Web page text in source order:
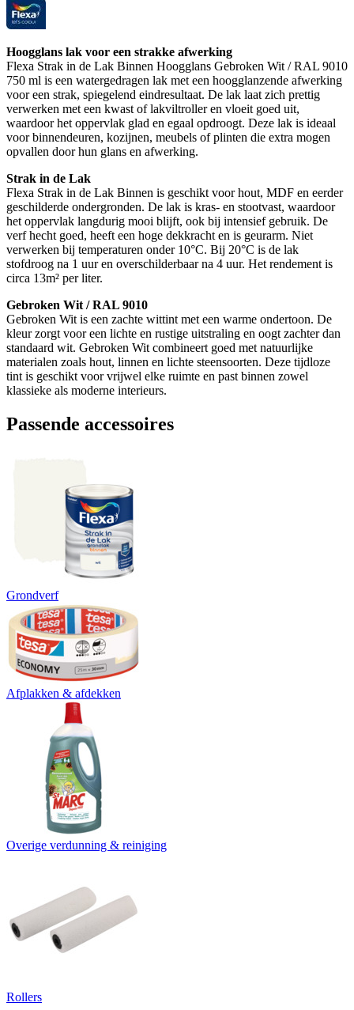
Hoogglans lak voor een strakke afwerking
Flexa Strak in de Lak Binnen Hoogglans Gebroken Wit / RAL 9010
750 ml is een watergedragen lak met een hoogglanzende afwerking
voor een strak, spiegelend eindresultaat. De lak laat zich prettig
verwerken met een kwast of lakviltroller en vloeit goed uit,
waardoor het oppervlak glad en egaal opdroogt. Deze lak is ideaal
voor binnendeuren, kozijnen, meubels of plinten die extra mogen
opvallen door hun glans en afwerking.
Strak in de Lak
Flexa Strak in de Lak Binnen is geschikt voor hout, MDF en eerder
geschilderde ondergronden. De lak is kras- en stootvast, waardoor
het oppervlak langdurig mooi blijft, ook bij intensief gebruik. De
verf hecht goed, heeft een hoge dekkracht en is geurarm. Niet
verwerken bij temperaturen onder 10°C. Bij 20°C is de lak
stofdroog na 1 uur en overschilderbaar na 4 uur. Het rendement is
circa 13m² per liter.
Gebroken Wit / RAL 9010
Gebroken Wit is een zachte wittint met een warme ondertoon. De
kleur zorgt voor een lichte en rustige uitstraling en oogt zachter dan
standaard wit. Gebroken Wit combineert goed met natuurlijke
materialen zoals hout, linnen en lichte steensoorten. Deze tijdloze
tint is geschikt voor vrijwel elke ruimte en past binnen zowel
klassieke als moderne interieurs.
Passende accessoires
Grondverf
Afplakken & afdekken
Overige verdunning & reiniging
Rollers